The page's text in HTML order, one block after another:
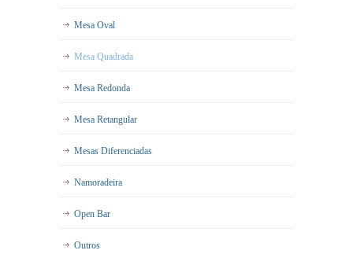
Mesa Oval
Mesa Quadrada
Mesa Redonda
Mesa Retangular
Mesas Diferenciadas
Namoradeira
Open Bar
Outros